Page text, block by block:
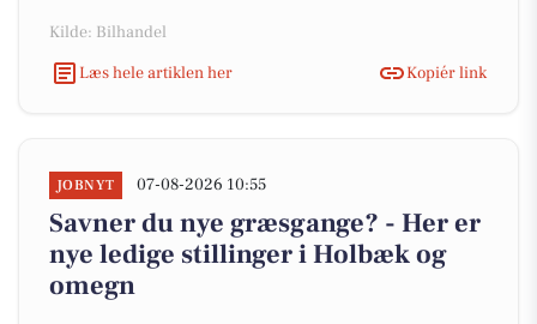
Kilde: Bilhandel
Læs hele artiklen her
Kopiér link
JOBNYT 07-08-2026 10:55
Savner du nye græsgange? - Her er
nye ledige stillinger i Holbæk og
omegn